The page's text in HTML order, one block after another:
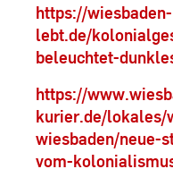
https://wiesbaden-
lebt.de/
beleuchtet-
https://
kurier.de/lokales/
wiesbaden/neue-
vom-